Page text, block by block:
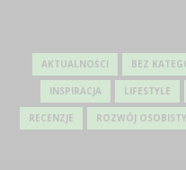
AKTUALNOŚCI BEZ
INSPIRACJA LIFESTYLE
RECENZJE ROZWÓJ OSOBISTY